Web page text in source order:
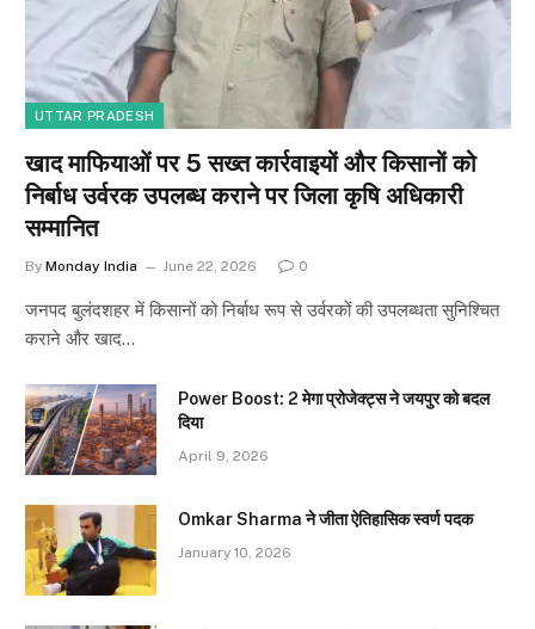
UTTAR PRADESH
खाद माफियाओं पर 5 सख्त कार्रवाइयों और किसानों को
निर्बाध उर्वरक उपलब्ध कराने पर जिला कृषि अधिकारी
सम्मानित
By Monday India June 22, 2026 0
जनपद बुलंदशहर में किसानों को निर्बाध रूप से उर्वरकों की उपलब्धता सुनिश्चित
कराने और खाद…
Power Boost: 2 मेगा प्रोजेक्ट्स ने जयपुर को बदल
दिया
April 9, 2026
Omkar Sharma ने जीता ऐतिहासिक स्वर्ण पदक
January 10, 2026